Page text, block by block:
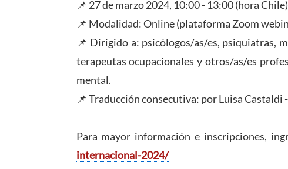
📌 27 de marzo 2024, 10:00 - 13:00 (hora Chile)
📌 Modalidad: Online (plataforma Zoom
📌 Dirigido a: psicólogos/as/es, psiquiatras,
terapeutas ocupacionales y otros/as/es
mental.
📌 Traducción consecutiva: por Luisa
Para mayor información e inscripciones,
internacional-2024/